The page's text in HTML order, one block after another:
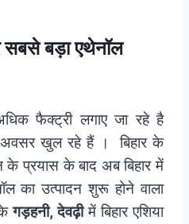
सबसे बड़ा एथेनॉल
फैक्ट्री लगाए जा रहे है
अवसर खुल रहे हैं । बिहार के
के प्रयास के बाद अब बिहार में
का उत्पादन शुरू होने वाला
गड़हनी, देवढ़ीमें बिहार एशिया